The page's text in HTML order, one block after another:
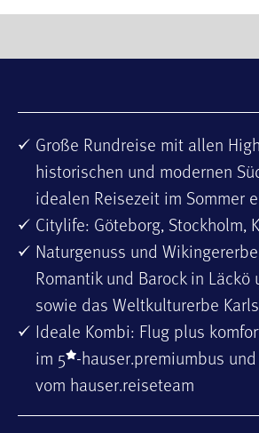
Große Rundreise mit allen
historischen und modernen
idealen Reisezeit im Sommer
Citylife: Göteborg, Stockholm,
Naturgenuss und
Romantik und Barock in Läckö
sowie das Weltkulturerbe
Ideale Kombi: Flug plus
im 5 -hauser.premiumbus
vom hauser.reiseteam